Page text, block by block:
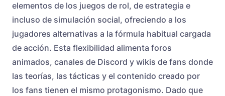
elementos de los juegos de rol, de estrategia e
incluso de simulación social, ofreciendo a los
jugadores alternativas a la fórmula habitual cargada
de acción. Esta flexibilidad alimenta foros
animados, canales de Discord y wikis de fans donde
las teorías, las tácticas y el contenido creado por
los fans tienen el mismo protagonismo. Dado que